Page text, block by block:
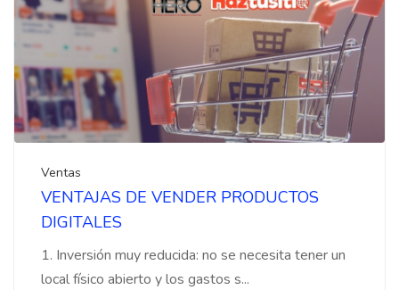
Ventas
VENTAJAS DE VENDER PRODUCTOS
DIGITALES
1. Inversión muy reducida: no se necesita tener un
local físico abierto y los gastos s...